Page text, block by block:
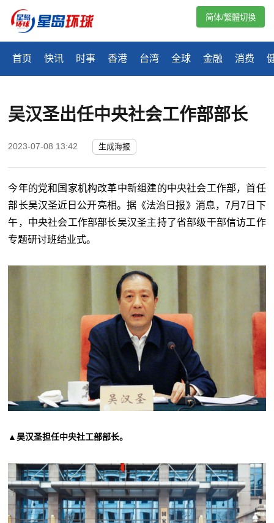
首页 快讯 时事 香港 台湾 全球 金融 消费
简体/繁體切換
​吴汉圣出任中央社会工作部部长
2023-07-08 13:42 生成海报
今年的党和国家机构改革中新组建的中央社会工作部，首任
部长吴汉圣近日公开亮相。 据《法治日报》消息，7月7 日下
午，中央社会工作部部长吴汉圣主持了省部级干部信访工作
专题研讨班结业式。
▲吴汉圣担任中央社工部部长。